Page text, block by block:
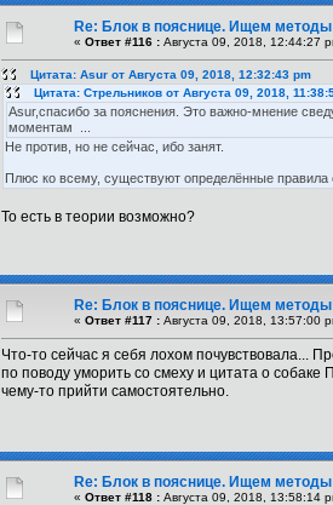
Re: Блок в пояснице. Ищем методы
« Ответ #116 : Августа 09, 2018, 12:44:27
Цитата: Asur от Августа 09, 2018, 12:32:43 pm
Цитата: Стрельников от Августа 09, 2018,
Asur,спасибо за пояснения. Это важно-мнение
моментам ...
Не против, но не сейчас, ибо занят.
Плюс ко всему, существуют определённые
То есть в теории возможно?
Re: Блок в пояснице. Ищем методы
« Ответ #117 : Августа 09, 2018, 13:57:00
Что-то сейчас я себя лохом почувствовала...
по поводу уморить со смеху и цитата о
чему-то прийти самостоятельно.
Re: Блок в пояснице. Ищем методы
« Ответ #118 : Августа 09, 2018, 13:58:14